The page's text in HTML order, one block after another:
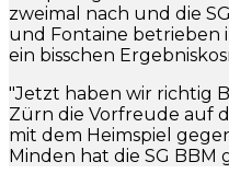
zweimal nach und die
und Fontaine betrieben
ein bisschen
"Jetzt haben wir richtig
Zürn die Vorfreude auf
mit dem Heimspiel
Minden hat die SG BBM